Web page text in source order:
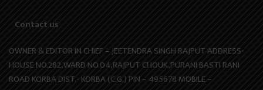
Contact us
OWNER & EDITOR IN CHIEF – JEETENDRA SINGH RAJPUT ADDRESS-
HOUSE NO.282,WARD NO.04,RAJPUT CHOUK,PURANI BASTI RANI
ROAD KORBA DIST.- KORBA (C.G.) PIN – 495678 MOBILE –